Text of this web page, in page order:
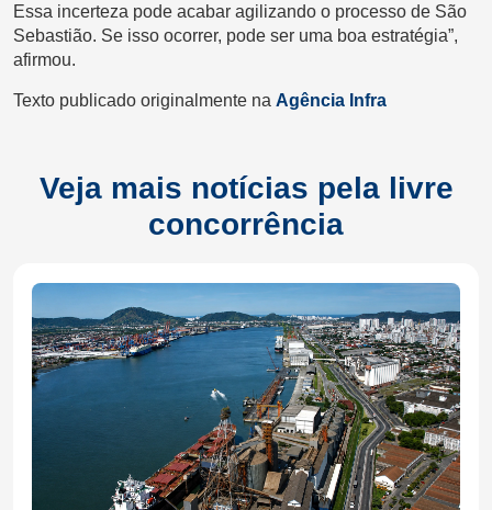
Essa incerteza pode acabar agilizando o processo de São
Sebastião. Se isso ocorrer, pode ser uma boa estratégia”,
afirmou.
Texto publicado originalmente na Agência Infra
Veja mais notícias pela livre
concorrência